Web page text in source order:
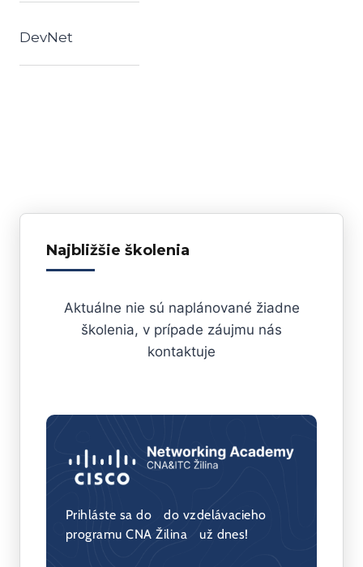
DevNet
Najbližšie školenia
Aktuálne nie sú naplánované žiadne
školenia, v prípade záujmu nás
kontaktuje
Prihláste sa do do vzdelávacieho
programu CNA Žilina už dnes!